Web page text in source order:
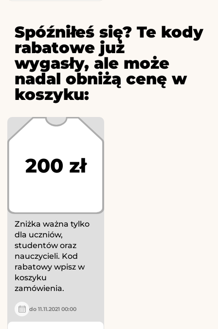
Spóźniłeś się? Te kody
rabatowe już
wygasły, ale może
nadal obniżą cenę w
koszyku:
200 zł
Zniżka ważna tylko
dla uczniów,
studentów oraz
nauczycieli. Kod
rabatowy wpisz w
koszyku
zamówienia.
do 11.11.2021 00:00